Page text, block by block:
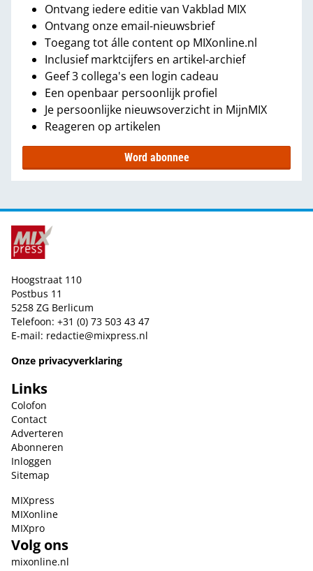
Ontvang iedere editie van Vakblad MIX
Ontvang onze email-nieuwsbrief
Toegang tot álle content op MIXonline.nl
Inclusief marktcijfers en artikel-archief
Geef 3 collega's een login cadeau
Een openbaar persoonlijk profiel
Je persoonlijke nieuwsoverzicht in MijnMIX
Reageren op artikelen
Word abonnee
Hoogstraat 110
Postbus 11
5258 ZG Berlicum
Telefoon: +31 (0) 73 503 43 47
E-mail: redactie@mixpress.nl
Onze privacyverklaring
Links
Colofon
Contact
Adverteren
Abonneren
Inloggen
Sitemap
MIXpress
MIXonline
MIXpro
Volg ons
mixonline.nl